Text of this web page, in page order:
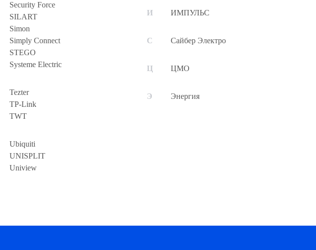
Security Force
SILART
Simon
Simply Connect
STEGO
Systeme Electric
Tezter
TP-Link
TWT
Ubiquiti
UNISPLIT
Uniview
ИМПУЛЬС
Сайбер Электро
ЦМО
Энергия